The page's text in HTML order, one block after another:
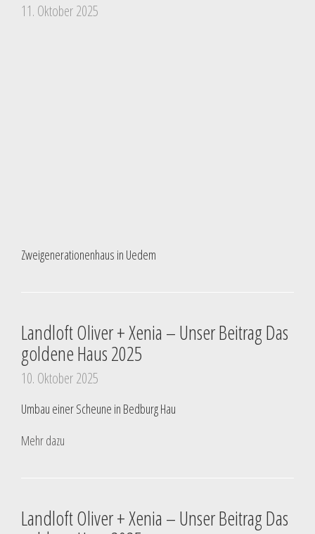
11. Oktober 2025
Zweigenerationenhaus in Uedem
Landloft Oliver + Xenia – Unser Beitrag Das
goldene Haus 2025
10. Oktober 2025
Umbau einer Scheune in Bedburg Hau
Mehr dazu
Landloft Oliver + Xenia – Unser Beitrag Das